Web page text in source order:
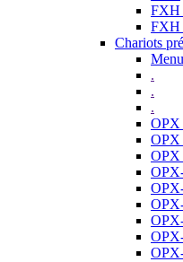
FXH
FXH
Chariots
.
.
.
OPX
OPX
OPX